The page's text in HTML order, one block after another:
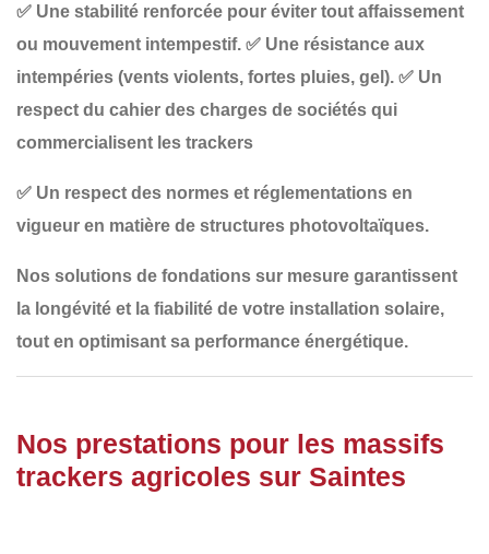
✅ Une stabilité renforcée pour éviter tout affaissement
ou mouvement intempestif. ✅ Une résistance aux
intempéries (vents violents, fortes pluies, gel). ✅ Un
respect du cahier des charges de sociétés qui
commercialisent les trackers
✅ Un respect des normes et réglementations en
vigueur en matière de structures photovoltaïques.
Nos solutions de fondations sur mesure garantissent
la longévité et la fiabilité de votre installation solaire,
tout en optimisant sa performance énergétique.
Nos prestations pour les massifs
trackers agricoles sur Saintes